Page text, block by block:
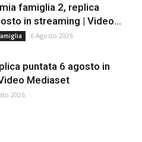
famiglia 2, replica
in streaming | Video...
6 Agosto 2026
puntata 6 agosto in
Mediaset
2026